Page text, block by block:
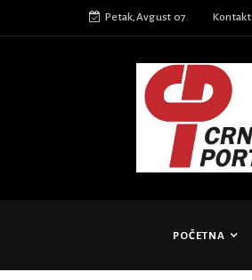
Petak,Avgust 07. Kontakt
POČETNA